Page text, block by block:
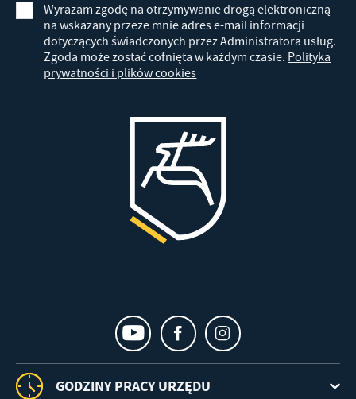
Wyrażam zgodę na otrzymywanie drogą elektroniczną
na wskazany przeze mnie adres e-mail informacji
dotyczących świadczonych przez Administratora usług.
Zgoda może zostać cofnięta w każdym czasie. Polityka
prywatności i plików cookies
GODZINY PRACY URZĘDU